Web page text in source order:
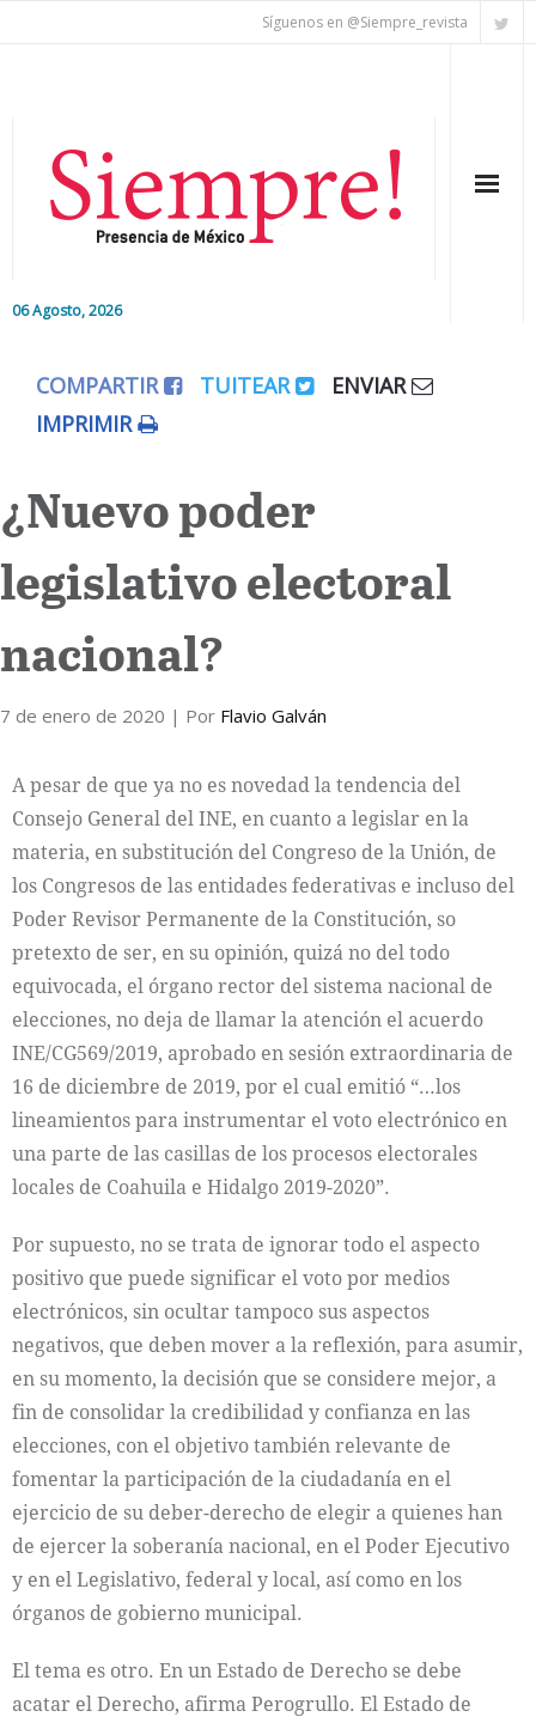
Síguenos en @Siempre_revista
06 Agosto, 2026
Editorial
Colaboradores
Internacional
Cultura
COMPARTIR TUITEAR
ENVIAR
IMPRIMIR
¿Nuevo poder
legislativo electoral
nacional?
7 de enero de 2020 | Por Flavio Galván
A pesar de que ya no es novedad la tendencia del
Consejo General del INE, en cuanto a legislar en la
materia, en substitución del Congreso de la Unión, de
los Congresos de las entidades federativas e incluso del
Poder Revisor Permanente de la Constitución, so
pretexto de ser, en su opinión, quizá no del todo
equivocada, el órgano rector del sistema nacional de
elecciones, no deja de llamar la atención el acuerdo
INE/CG569/2019, aprobado en sesión extraordinaria de
16 de diciembre de 2019, por el cual emitió “…los
lineamientos para instrumentar el voto electrónico en
una parte de las casillas de los procesos electorales
locales de Coahuila e Hidalgo 2019-2020”.
Por supuesto, no se trata de ignorar todo el aspecto
positivo que puede significar el voto por medios
electrónicos, sin ocultar tampoco sus aspectos
negativos, que deben mover a la reflexión, para asumir,
en su momento, la decisión que se considere mejor, a
fin de consolidar la credibilidad y confianza en las
elecciones, con el objetivo también relevante de
fomentar la participación de la ciudadanía en el
ejercicio de su deber-derecho de elegir a quienes han
de ejercer la soberanía nacional, en el Poder Ejecutivo
y en el Legislativo, federal y local, así como en los
órganos de gobierno municipal.
El tema es otro. En un Estado de Derecho se debe
acatar el Derecho, afirma Perogrullo. El Estado de